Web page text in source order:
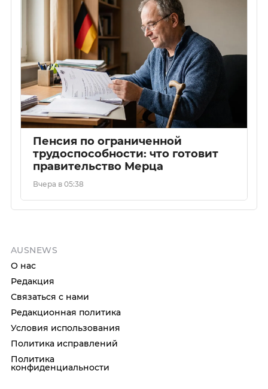
Пенсия по ограниченной
трудоспособности: что готовит
правительство Мерца
Вчера в 05:38
AUSNEWS
О нас
Редакция
Связаться с нами
Редакционная политика
Условия использования
Политика исправлений
Политика
конфиденциальности